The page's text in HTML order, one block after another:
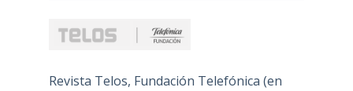
Revista Telos, Fundación Telefónica (en